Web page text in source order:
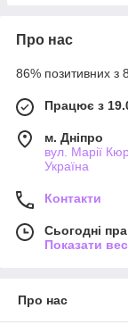
Про нас
86% позитивних з
Працює з
м. Дніпро
вул. Марії
Україна
Контакти
Сьогодні
Показати
Про нас